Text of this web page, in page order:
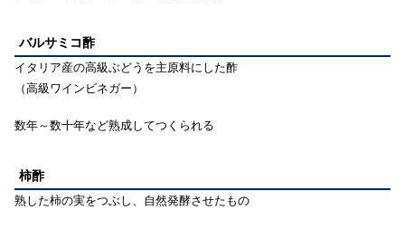
バルサミコ酢
イタリア産の高級ぶどうを主原料にした酢
（高級ワインビネガー）
数年～数十年など熟成してつくられる
柿酢
熟した柿の実をつぶし、自然発酵させたもの